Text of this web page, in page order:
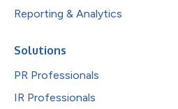
Reporting & Analytics
Solutions
PR Professionals
IR Professionals